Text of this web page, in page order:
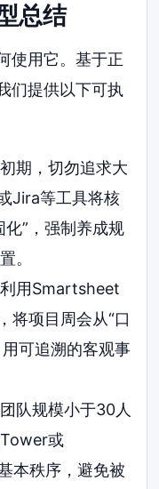
总结
使用它。基于正
们提供以下可执
期，切勿追求大
Jira等工具将核
”，强制养成规
。
用Smartsheet
将项目周会从“口
用可追溯的客观事
队规模小于30人
或
本秩序，避免被